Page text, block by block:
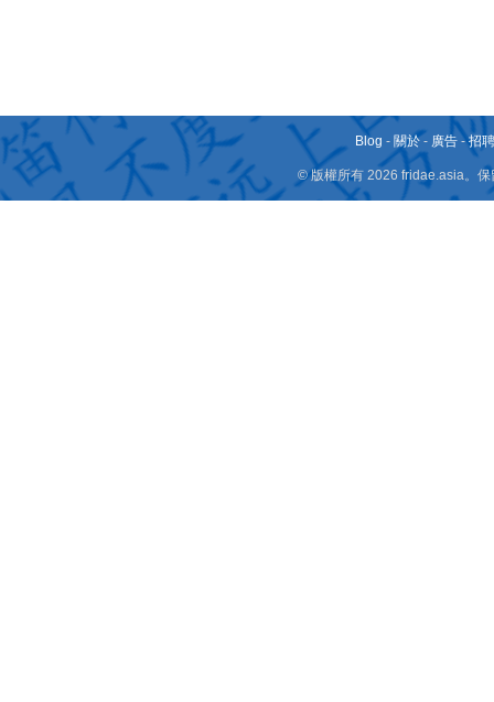
Blog - 關於 - 廣告 -招
© 版權所有 2026 fridae.asia。